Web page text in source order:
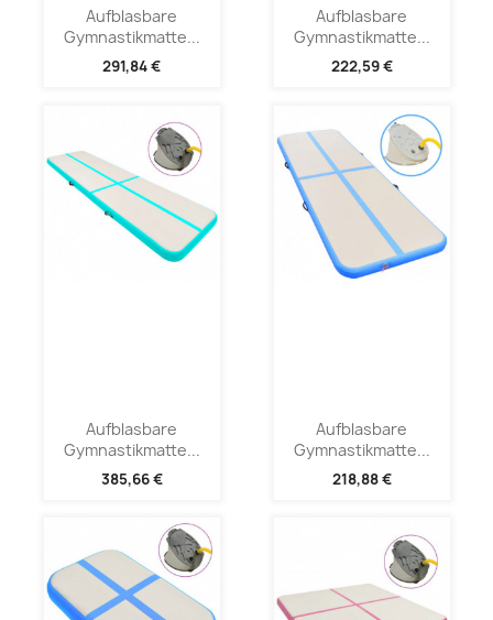
Aufblasbare
Gymnastikmatte...
291,84 €
Aufblasbare
Gymnastikmatte...
222,59 €
Aufblasbare
Gymnastikmatte...
385,66 €
Aufblasbare
Gymnastikmatte...
218,88 €